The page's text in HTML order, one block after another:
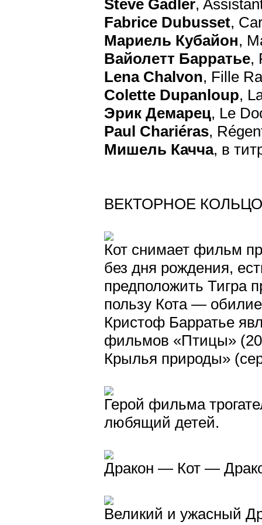
Steve Gadler,
Fabrice Dubusset,
Мариель Кубайон,
Вайолетт Барратье,
Lena Chalvon, Fille
Colette Dupanloup,
Эрик Демарец, Le
Paul Chariéras,
Мишель Качча, в
ВЕКТОРНОЕ КОЛЬЦО
Кот снимает фильм
без дня рождения,
предположить Тигра
пользу Кота —
Кристоф Барратье
фильмов «Птицы»
Крылья природы»
Герой фильма
любящий детей.
Дракон — Кот —
Великий и ужасный